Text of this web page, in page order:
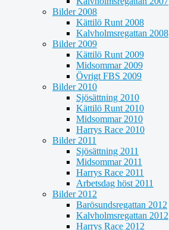
Bilder 2008
Kättilö Runt 2008
Kalvholmsregattan 2008
Bilder 2009
Kättilö Runt 2009
Midsommar 2009
Övrigt FBS 2009
Bilder 2010
Sjösättning 2010
Kättilö Runt 2010
Midsommar 2010
Harrys Race 2010
Bilder 2011
Sjösättning 2011
Midsommar 2011
Harrys Race 2011
Arbetsdag höst 2011
Bilder 2012
Barösundsregattan 2012
Kalvholmsregattan 2012
Harrys Race 2012